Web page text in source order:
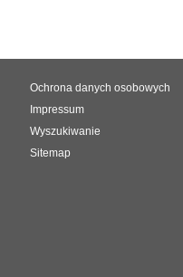
Ochrona danych osobowych
Impressum
Wyszukiwanie
Sitemap